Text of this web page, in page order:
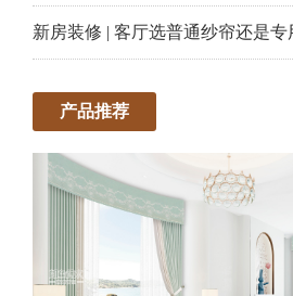
新房装修 | 客厅选普通纱帘还是
产品推荐